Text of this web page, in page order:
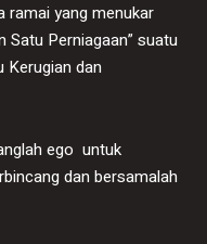
ramai yang menukar
Satu Perniagaan” suatu
Kerugian dan
ego untuk
dan bersamalah